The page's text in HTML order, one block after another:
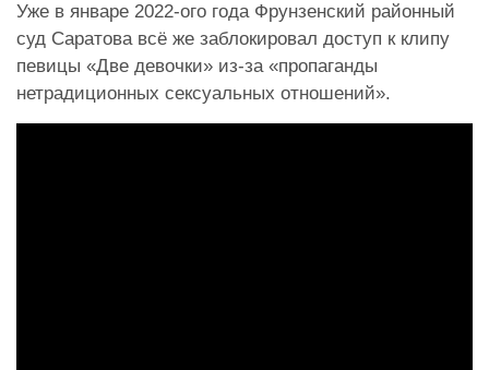
Уже в январе 2022-ого года Фрунзенский районный
суд Саратова всё же заблокировал доступ к клипу
певицы «Две девочки» из-за «пропаганды
нетрадиционных сексуальных отношений».